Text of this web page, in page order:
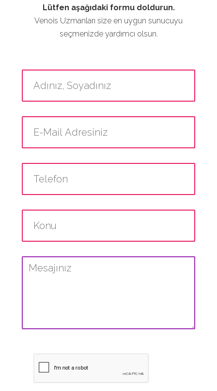
Lütfen aşağıdaki formu doldurun.
Venois Uzmanları size en uygun sunucuyu
seçmenizde yardımcı olsun.